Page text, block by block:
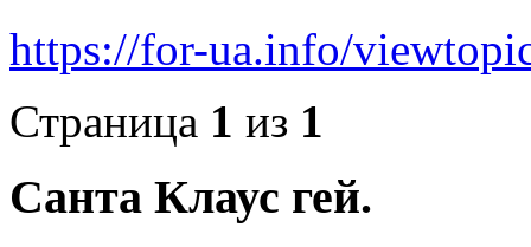
https://for-ua.info/
Страница 1 из 1
Санта Клаус гей.